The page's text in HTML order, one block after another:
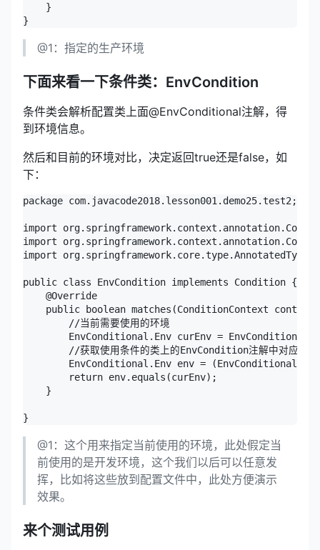
}
@1：指定的生产环境
下面来看一下条件类：EnvCondition
条件类会解析配置类上面@EnvConditional注解，得
到环境信息。
然后和目前的环境对比，决定返回true还是false，如
下：
package com.javacode2018.lesson001.demo25.test2;
import
import
import
public class EnvCondition implements Condition {
@Override
public boolean matches(ConditionContext context,
//当前需要使用的环境
EnvConditional.Env curEnv =
//获取使用条件的类上的EnvCondition注解中对应的环
EnvConditional.Env env =
return env.equals(curEnv);
}
@1：这个用来指定当前使用的环境，此处假定当
前使用的是开发环境，这个我们以后可以任意发
挥，比如将这些放到配置文件中，此处方便演示
效果。
来个测试用例